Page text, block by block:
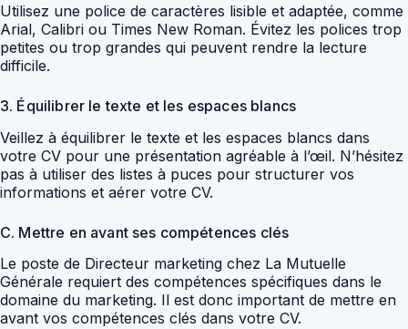
Utilisez une police de caractères lisible et adaptée, comme
Arial, Calibri ou Times New Roman. Évitez les polices trop
petites ou trop grandes qui peuvent rendre la lecture
difficile.
3. Équilibrer le texte et les espaces blancs
Veillez à équilibrer le texte et les espaces blancs dans
votre CV pour une présentation agréable à l’œil. N’hésitez
pas à utiliser des listes à puces pour structurer vos
informations et aérer votre CV.
C. Mettre en avant ses compétences clés
Le poste de Directeur marketing chez La Mutuelle
Générale requiert des compétences spécifiques dans le
domaine du marketing. Il est donc important de mettre en
avant vos compétences clés dans votre CV.